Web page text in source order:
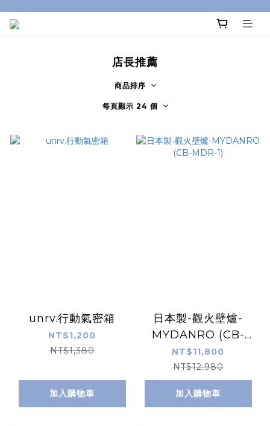
店長推薦
商品排序
每頁顯示 24 個
unrv.行動氣密箱
NT$1,200
NT$1,380
加入購物車
日本製-觀火壁爐-
MYDANRO (CB-
MDR-1)
NT$11,800
NT$12,980
加入購物車